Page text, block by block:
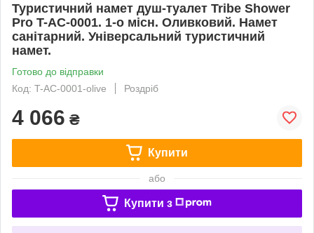
Туристичний намет душ-туалет Tribe Shower
Pro T-AC-0001. 1-о місн. Оливковий. Намет
санітарний. Універсальний туристичний
намет.
Готово до відправки
Код: T-AC-0001-olive
Роздріб
4 066 ₴
Купити
або
Купити з